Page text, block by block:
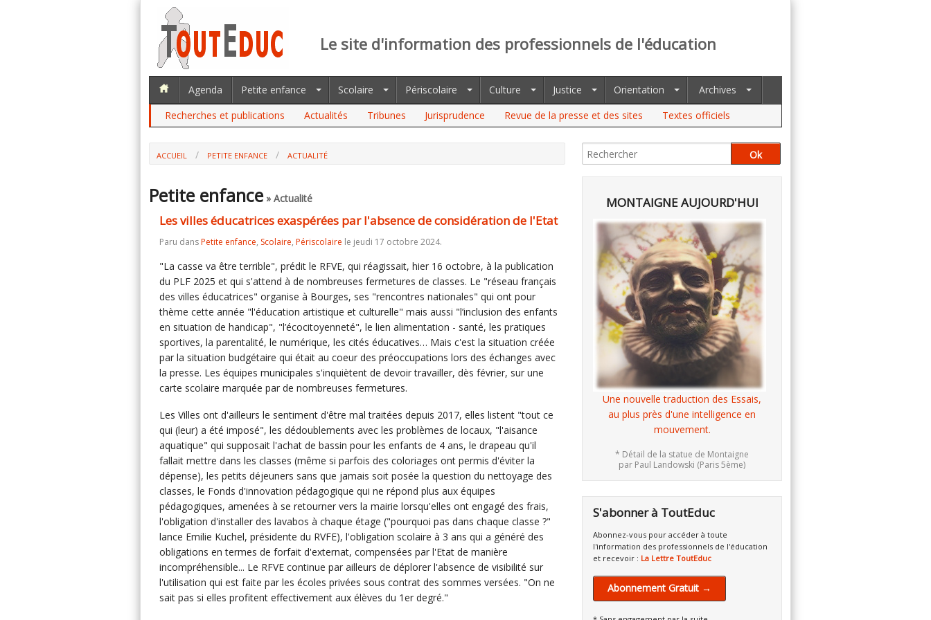
Le site d'information des professionnels de l'éducation
Agenda Petite enfance Scolaire Périscolaire Culture Justice Orientation
Archives
Recherches et publications
Actualités Tribunes Jurisprudence Revue de la presse et des sites Textes officiels
ACCUEIL PETITE ENFANCE
ACTUALITÉ
Petite enfance» Actualité
Les villes éducatrices exaspérées par l'absence de considération de l'Etat
Paru dansPetite enfance, Scolaire, Périscolaire le jeudi 17 octobre 2024.
"La casse va être terrible", prédit le RFVE, qui réagissait, hier 16 octobre, à la publication
du PLF 2025 et qui s'attend à de nombreuses fermetures de classes. Le "réseau français
des villes éducatrices" organise à Bourges, ses "rencontres nationales" qui ont pour
thème cette année "l'éducation artistique et culturelle" mais aussi "l’inclusion des enfants
en situation de handicap", "l’écocitoyenneté", le lien alimentation - santé, les pratiques
sportives, la parentalité, le numérique, les cités éducatives… Mais c'est la situation créée
par la situation budgétaire qui était au coeur des préoccupations lors des échanges avec
la presse. Les équipes municipales s'inquiètent de devoir travailler, dès février, sur une
carte scolaire marquée par de nombreuses fermetures.
Les Villes ont d'ailleurs le sentiment d'être mal traitées depuis 2017, elles listent "tout ce
qui (leur) a été imposé", les dédoublements avec les problèmes de locaux, "l'aisance
aquatique" qui supposait l'achat de bassin pour les enfants de 4 ans, le drapeau qu'il
fallait mettre dans les classes (même si parfois des coloriages ont permis d'éviter la
dépense), les petits déjeuners sans que jamais soit posée la question du nettoyage des
classes, le Fonds d'innovation pédagogique qui ne répond plus aux équipes
pédagogiques, amenées à se retourner vers la mairie lorsqu'elles ont engagé des frais,
l'obligation d'installer des lavabos à chaque étage ("pourquoi pas dans chaque classe ?"
lance Emilie Kuchel, présidente du RVFE), l'obligation scolaire à 3 ans qui a généré des
obligations en termes de forfait d'externat, compensées par l'Etat de manière
incompréhensible... Le RFVE continue par ailleurs de déplorer l'absence de visibilité sur
l'utilisation qui est faite par les écoles privées sous contrat des sommes versées. "On ne
sait pas si elles profitent effectivement aux élèves du 1er degré."
MONTAIGNE AUJOURD'HUI
Une nouvelle traduction des Essais,
au plus près d'une intelligence en
mouvement.
* Détail de la statue de Montaigne
par Paul Landowski (Paris 5ème)
S'abonner à ToutEduc
Abonnez-vous pour accéder à toute
l'information des professionnels de l'éducation
et recevoir : La Lettre ToutEduc
Abonnement Gratuit →